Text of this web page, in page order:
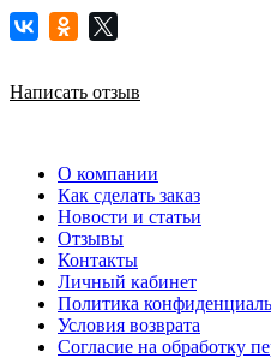
Написать отзыв
О компании
Как сделать заказ
Новости и статьи
Отзывы
Контакты
Личный кабинет
Политика
Условия возврата
Согласие на обработку